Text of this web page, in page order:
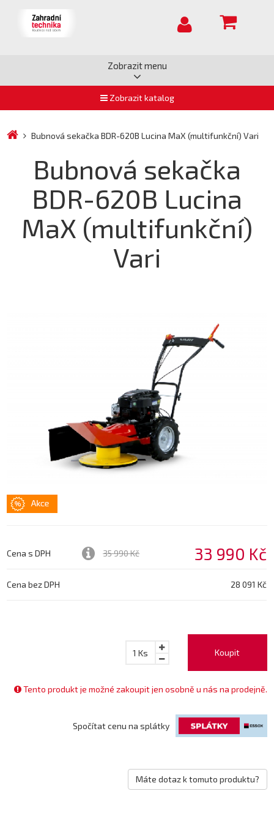
Zobrazit menu
Zobrazit katalog
Bubnová sekačka BDR-620B Lucina MaX (multifunkční) Vari
Bubnová sekačka
BDR-620B Lucina
MaX (multifunkční)
Vari
Cena s DPH 35 990 Kč 33 990 Kč
Cena bez DPH 28 091 Kč
Koupit
1 Ks
Tento produkt je možné zakoupit jen osobně u nás na prodejně.
Spočítat cenu na splátky
Máte dotaz k tomuto produktu?